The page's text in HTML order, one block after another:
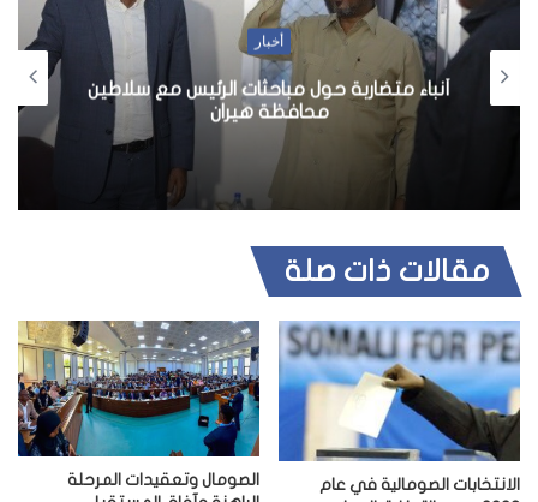
أخبار
أنباء متضاربة حول مباحثات الرئيس مع سلاطين
محافظة هيران
مقالات ذات صلة
الانتخابات الصومالية في عام
الصومال وتعقيدات المرحلة